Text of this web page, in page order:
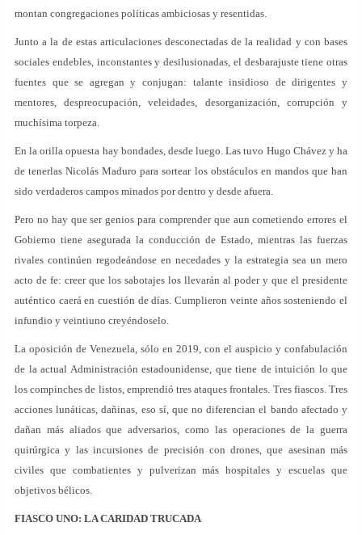
montan congregaciones políticas ambiciosas y resentidas.
Junto a la de estas articulaciones desconectadas de la realidad y con bases
sociales endebles, inconstantes y desilusionadas, el desbarajuste tiene otras
fuentes que se agregan y conjugan: talante insidioso de dirigentes y
mentores, despreocupación, veleidades, desorganización, corrupción y
muchísima torpeza.
En la orilla opuesta hay bondades, desde luego. Las tuvo Hugo Chávez y ha
de tenerlas Nicolás Maduro para sortear los obstáculos en mandos que han
sido verdaderos campos minados por dentro y desde afuera.
Pero no hay que ser genios para comprender que aun cometiendo errores el
Gobierno tiene asegurada la conducción de Estado, mientras las fuerzas
rivales continúen regodeándose en necedades y la estrategia sea un mero
acto de fe: creer que los sabotajes los llevarán al poder y que el presidente
auténtico caerá en cuestión de días. Cumplieron veinte años sosteniendo el
infundio y veintiuno creyéndoselo.
La oposición de Venezuela, sólo en 2019, con el auspicio y confabulación
de la actual Administración estadounidense, que tiene de intuición lo que
los compinches de listos, emprendió tres ataques frontales. Tres fiascos. Tres
acciones lunáticas, dañinas, eso sí, que no diferencian el bando afectado y
dañan más aliados que adversarios, como las operaciones de la guerra
quirúrgica y las incursiones de precisión con drones, que asesinan más
civiles que combatientes y pulverizan más hospitales y escuelas que
objetivos bélicos.
FIASCO UNO: LA CARIDAD TRUCADA